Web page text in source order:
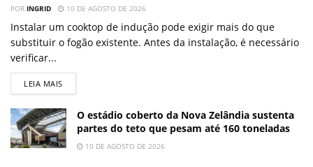
POR INGRID 10 DE AGOSTO DE 2026
Instalar um cooktop de indução pode exigir mais do que
substituir o fogão existente. Antes da instalação, é necessário
verificar...
LEIA MAIS
O estádio coberto da Nova Zelândia sustenta
partes do teto que pesam até 160 toneladas
10 DE AGOSTO DE 2026